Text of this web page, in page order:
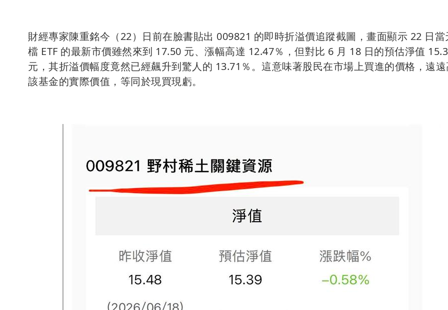
財經專家陳重銘今（22）日前在臉書貼出 009821 的即時折溢價追蹤截圖，畫面顯示 22 日當
檔 ETF 的最新市價雖然來到 17.50 元、漲幅高達 12.47％，但對比 6 月 18 日的預估淨值
元，其折溢價幅度竟然已經飆升到驚人的 13.71％。這意味著股民在市場上買進的價格，遠
該基金的實際價值，等同於現買現虧。